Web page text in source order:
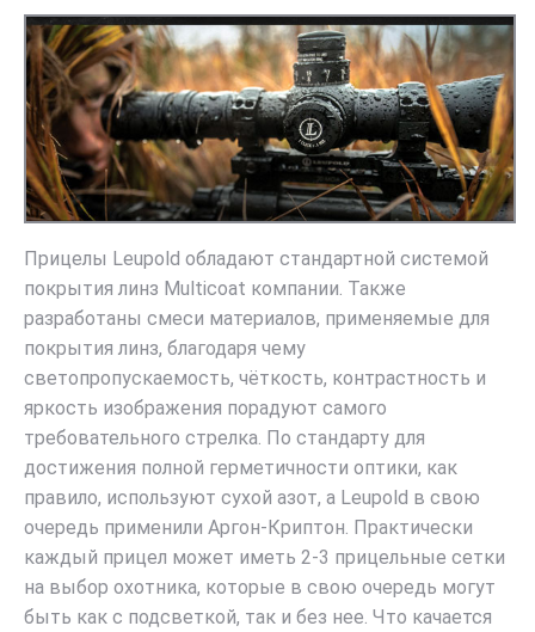
Прицелы Leupold обладают стандартной системой
покрытия линз Multicoat компании. Также
разработаны смеси материалов, применяемые для
покрытия линз, благодаря чему
светопропускаемость, чёткость, контрастность и
яркость изображения порадуют самого
требовательного стрелка. По стандарту для
достижения полной герметичности оптики, как
правило, используют сухой азот, а Leupold в свою
очередь применили Аргон-Криптон. Практически
каждый прицел может иметь 2-3 прицельные сетки
на выбор охотника, которые в свою очередь могут
быть как с подсветкой, так и без нее. Что качается